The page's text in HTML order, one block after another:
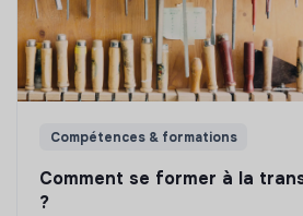
Compétences & formations
Comment se former à la
?